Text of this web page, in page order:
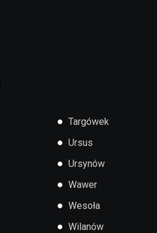
● Targówek
● Ursus
● Ursynów
● Wawer
● Wesoła
● Wilanów